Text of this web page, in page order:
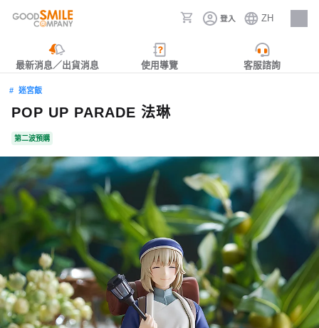
登入 ZH
人才招募
最新消息／出貨消息 使用導覽 客服諮詢
迷宮飯
POP UP PARADE 法琳
第二波預購